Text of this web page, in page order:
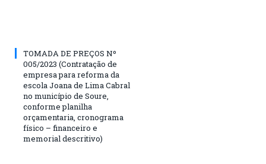
TOMADA DE PREÇOS Nº
005/2023 (Contratação de
empresa para reforma da
escola Joana de Lima Cabral
no município de Soure,
conforme planilha
orçamentaria, cronograma
físico – financeiro e
memorial descritivo)